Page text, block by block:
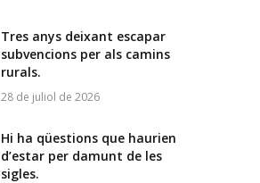
Tres anys deixant escapar
subvencions per als camins
rurals.
28 de juliol de 2026
Hi ha qüestions que haurien
d’estar per damunt de les
sigles.